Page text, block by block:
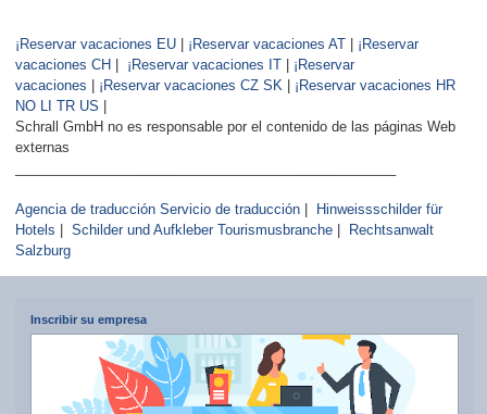
¡Reservar vacaciones EU ¡Reservar vacaciones AT
¡Reservar
vacaciones CH
¡Reservar vacaciones IT
¡Reservar
vacaciones
¡Reservar vacaciones CZ SK
¡Reservar vacaciones HR
NO LI TR US
Schrall GmbH no es responsable por el contenido de las páginas Web
externas
Agencia de traducción Servicio de traducción
Hinweissschilder für
Hotels
Schilder und Aufkleber Tourismusbranche
Rechtsanwalt
Salzburg
Inscribir su empresa